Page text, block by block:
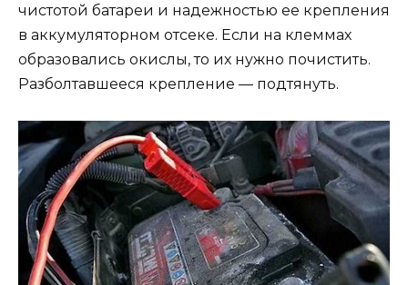
чистотой батареи и надежностью ее крепления
в аккумуляторном отсеке. Если на клеммах
образовались окислы, то их нужно почистить.
Разболтавшееся крепление — подтянуть.